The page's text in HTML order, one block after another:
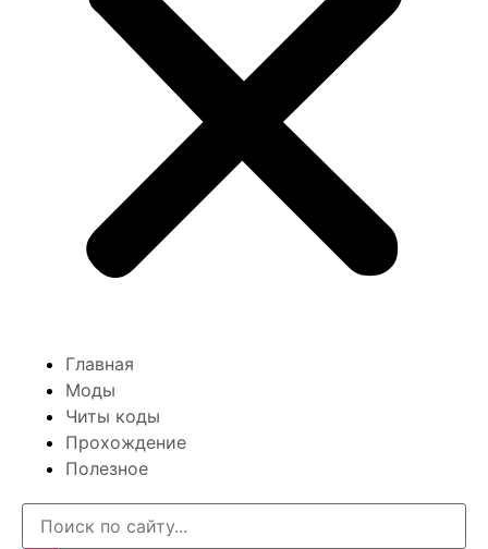
Главная
Моды
Читы коды
Прохождение
Полезное